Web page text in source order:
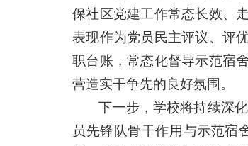
保社区党建工作常态长效、
表现作为党员民主评议、评
职台账，常态化督导示范宿
营造实干争先的良好氛围。
下一步，学校将持续深
员先锋队骨干作用与示范宿